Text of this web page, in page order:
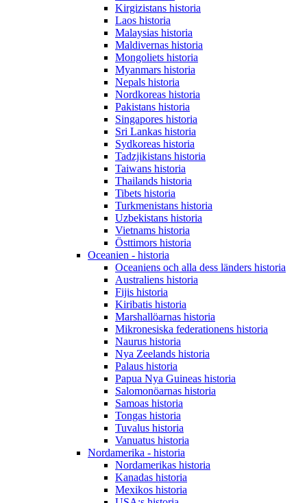
Kirgizistans historia
Laos historia
Malaysias historia
Maldivernas historia
Mongoliets historia
Myanmars historia
Nepals historia
Nordkoreas historia
Pakistans historia
Singapores historia
Sri Lankas historia
Sydkoreas historia
Tadzjikistans historia
Taiwans historia
Thailands historia
Tibets historia
Turkmenistans historia
Uzbekistans historia
Vietnams historia
Östtimors historia
Oceanien - historia
Oceaniens och alla dess länders historia
Australiens historia
Fijis historia
Kiribatis historia
Marshallöarnas historia
Mikronesiska federationens historia
Naurus historia
Nya Zeelands historia
Palaus historia
Papua Nya Guineas historia
Salomonöarnas historia
Samoas historia
Tongas historia
Tuvalus historia
Vanuatus historia
Nordamerika - historia
Nordamerikas historia
Kanadas historia
Mexikos historia